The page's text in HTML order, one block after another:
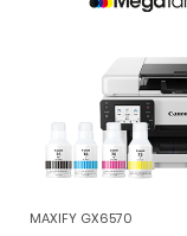
MAXIFY GX6570